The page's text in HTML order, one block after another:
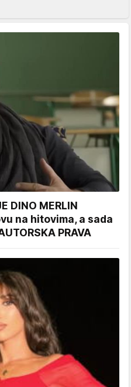
DINO MERLIN
na hitovima, a sada
PRAVA